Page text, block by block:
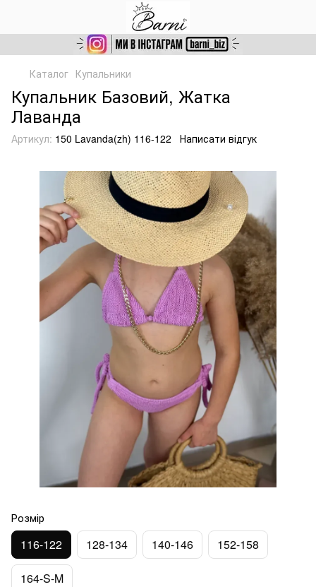
Каталог Купальники
Купальник Базовий, Жатка
Лаванда
Артикул: 150 Lavanda(zh) 116-122 Написати відгук
Розмір
116-122 128-134 140-146 152-158
164-S-M